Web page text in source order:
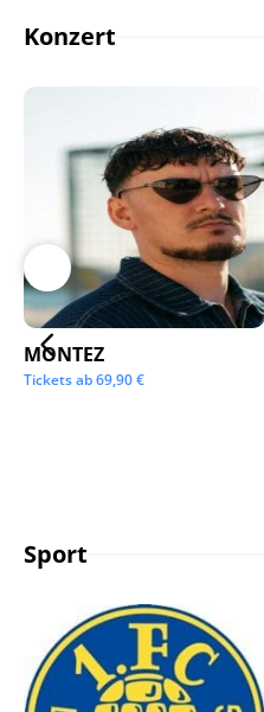
Konzert
MONTEZ
Tickets ab69,90€
Sport